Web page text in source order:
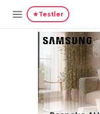
Testler